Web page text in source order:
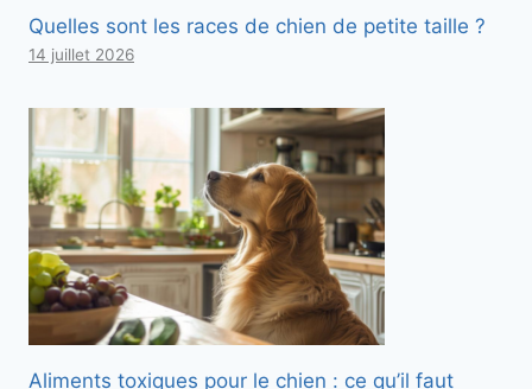
Quelles sont les races de chien de petite taille ?
14 juillet 2026
Aliments toxiques pour le chien : ce qu’il faut